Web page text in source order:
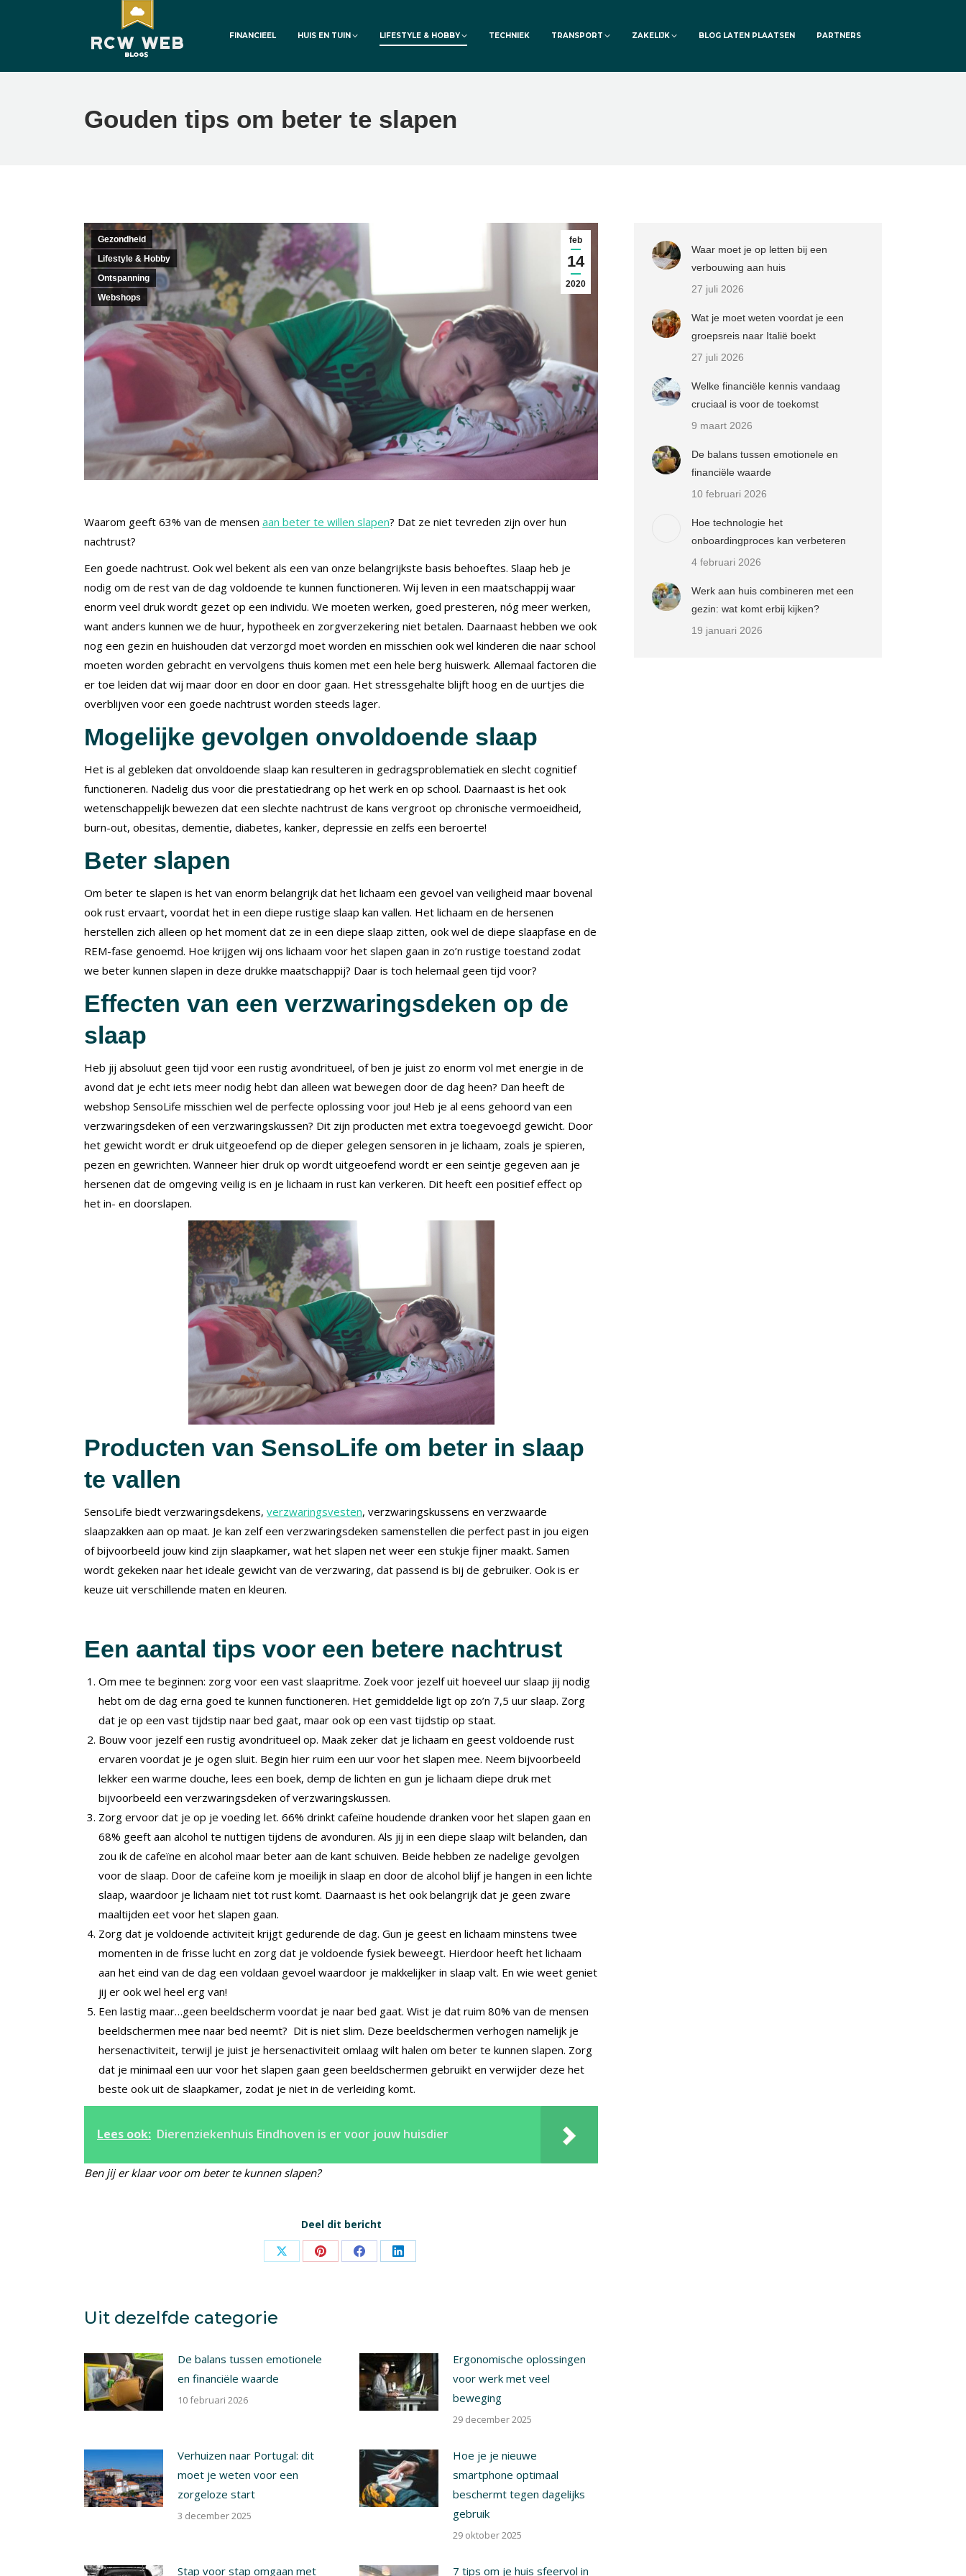
FINANCIEEL HUIS EN TUIN LIFESTYLE & HOBBY TECHNIEK TRANSPORT ZAKELIJK BLOG LATEN PLAATSEN PARTNERS
Gouden tips om beter te slapen
feb
14
2020
Gezondheid
Lifestyle & Hobby
Ontspanning
Webshops
Waarom geeft 63% van de mensen aan beter te willen slapen? Dat ze niet tevreden zijn over hun
nachtrust?
Een goede nachtrust. Ook wel bekent als een van onze belangrijkste basis behoeftes. Slaap heb je
nodig om de rest van de dag voldoende te kunnen functioneren. Wij leven in een maatschappij waar
enorm veel druk wordt gezet op een individu. We moeten werken, goed presteren, nóg meer werken,
want anders kunnen we de huur, hypotheek en zorgverzekering niet betalen. Daarnaast hebben we ook
nog een gezin en huishouden dat verzorgd moet worden en misschien ook wel kinderen die naar school
moeten worden gebracht en vervolgens thuis komen met een hele berg huiswerk. Allemaal factoren die
er toe leiden dat wij maar door en door en door gaan. Het stressgehalte blijft hoog en de uurtjes die
overblijven voor een goede nachtrust worden steeds lager.
Mogelijke gevolgen onvoldoende slaap
Het is al gebleken dat onvoldoende slaap kan resulteren in gedragsproblematiek en slecht cognitief
functioneren. Nadelig dus voor die prestatiedrang op het werk en op school. Daarnaast is het ook
wetenschappelijk bewezen dat een slechte nachtrust de kans vergroot op chronische vermoeidheid,
burn-out, obesitas, dementie, diabetes, kanker, depressie en zelfs een beroerte!
Beter slapen
Om beter te slapen is het van enorm belangrijk dat het lichaam een gevoel van veiligheid maar bovenal
ook rust ervaart, voordat het in een diepe rustige slaap kan vallen. Het lichaam en de hersenen
herstellen zich alleen op het moment dat ze in een diepe slaap zitten, ook wel de diepe slaapfase en de
REM-fase genoemd. Hoe krijgen wij ons lichaam voor het slapen gaan in zo’n rustige toestand zodat
we beter kunnen slapen in deze drukke maatschappij? Daar is toch helemaal geen tijd voor?
Effecten van een verzwaringsdeken op de
slaap
Heb jij absoluut geen tijd voor een rustig avondritueel, of ben je juist zo enorm vol met energie in de
avond dat je echt iets meer nodig hebt dan alleen wat bewegen door de dag heen? Dan heeft de
webshop SensoLife misschien wel de perfecte oplossing voor jou! Heb je al eens gehoord van een
verzwaringsdeken of een verzwaringskussen? Dit zijn producten met extra toegevoegd gewicht. Door
het gewicht wordt er druk uitgeoefend op de dieper gelegen sensoren in je lichaam, zoals je spieren,
pezen en gewrichten. Wanneer hier druk op wordt uitgeoefend wordt er een seintje gegeven aan je
hersenen dat de omgeving veilig is en je lichaam in rust kan verkeren. Dit heeft een positief effect op
het in- en doorslapen.
Producten van SensoLife om beter in slaap
te vallen
SensoLife biedt verzwaringsdekens, verzwaringsvesten, verzwaringskussens en verzwaarde
slaapzakken aan op maat. Je kan zelf een verzwaringsdeken samenstellen die perfect past in jou eigen
of bijvoorbeeld jouw kind zijn slaapkamer, wat het slapen net weer een stukje fijner maakt. Samen
wordt gekeken naar het ideale gewicht van de verzwaring, dat passend is bij de gebruiker. Ook is er
keuze uit verschillende maten en kleuren.
Een aantal tips voor een betere nachtrust
Om mee te beginnen: zorg voor een vast slaapritme. Zoek voor jezelf uit hoeveel uur slaap jij nodig
hebt om de dag erna goed te kunnen functioneren. Het gemiddelde ligt op zo’n 7,5 uur slaap. Zorg
dat je op een vast tijdstip naar bed gaat, maar ook op een vast tijdstip op staat.
Bouw voor jezelf een rustig avondritueel op. Maak zeker dat je lichaam en geest voldoende rust
ervaren voordat je je ogen sluit. Begin hier ruim een uur voor het slapen mee. Neem bijvoorbeeld
lekker een warme douche, lees een boek, demp de lichten en gun je lichaam diepe druk met
bijvoorbeeld een verzwaringsdeken of verzwaringskussen.
Zorg ervoor dat je op je voeding let. 66% drinkt cafeïne houdende dranken voor het slapen gaan en
68% geeft aan alcohol te nuttigen tijdens de avonduren. Als jij in een diepe slaap wilt belanden, dan
zou ik de cafeïne en alcohol maar beter aan de kant schuiven. Beide hebben ze nadelige gevolgen
voor de slaap. Door de cafeïne kom je moeilijk in slaap en door de alcohol blijf je hangen in een lichte
slaap, waardoor je lichaam niet tot rust komt. Daarnaast is het ook belangrijk dat je geen zware
maaltijden eet voor het slapen gaan.
Zorg dat je voldoende activiteit krijgt gedurende de dag. Gun je geest en lichaam minstens twee
momenten in de frisse lucht en zorg dat je voldoende fysiek beweegt. Hierdoor heeft het lichaam
aan het eind van de dag een voldaan gevoel waardoor je makkelijker in slaap valt. En wie weet geniet
jij er ook wel heel erg van!
Een lastig maar…geen beeldscherm voordat je naar bed gaat. Wist je dat ruim 80% van de mensen
beeldschermen mee naar bed neemt? Dit is niet slim. Deze beeldschermen verhogen namelijk je
hersenactiviteit, terwijl je juist je hersenactiviteit omlaag wilt halen om beter te kunnen slapen. Zorg
dat je minimaal een uur voor het slapen gaan geen beeldschermen gebruikt en verwijder deze het
beste ook uit de slaapkamer, zodat je niet in de verleiding komt.
Lees ook: Dierenziekenhuis Eindhoven is er voor jouw huisdier
Ben jij er klaar voor om beter te kunnen slapen?
Deel dit bericht
Share Share Share Share
Uit dezelfde categorie
De balans tussen emotionele
en financiële waarde
10 februari 2026
Ergonomische oplossingen
voor werk met veel
beweging
29 december 2025
Verhuizen naar Portugal: dit
moet je weten voor een
zorgeloze start
3 december 2025
Hoe je je nieuwe
smartphone optimaal
beschermt tegen dagelijks
gebruik
29 oktober 2025
Stap voor stap omgaan met 7 tips om je huis sfeervol in
Waar moet je op letten bij een
verbouwing aan huis
27 juli 2026
Wat je moet weten voordat je een
groepsreis naar Italië boekt
27 juli 2026
Welke financiële kennis vandaag
cruciaal is voor de toekomst
9 maart 2026
De balans tussen emotionele en
financiële waarde
10 februari 2026
Hoe technologie het
onboardingproces kan verbeteren
4 februari 2026
Werk aan huis combineren met een
gezin: wat komt erbij kijken?
19 januari 2026